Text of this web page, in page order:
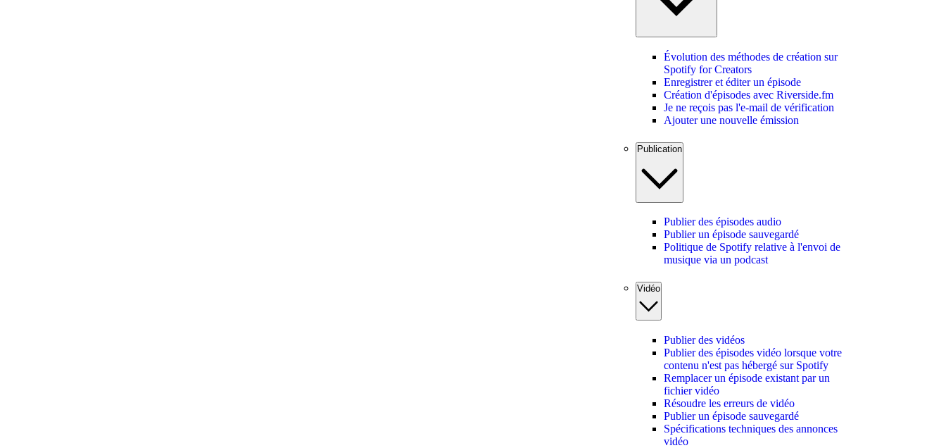
Évolution des méthodes de création sur
Spotify for Creators
Enregistrer et éditer un épisode
Création d'épisodes avec Riverside.fm
Je ne reçois pas l'e-mail de vérification
Ajouter une nouvelle émission
Publication
Publier des épisodes audio
Publier un épisode sauvegardé
Politique de Spotify relative à l'envoi de
musique via un podcast
Vidéo
Publier des vidéos
Publier des épisodes vidéo lorsque votre
contenu n'est pas hébergé sur Spotify
Remplacer un épisode existant par un
fichier vidéo
Résoudre les erreurs de vidéo
Publier un épisode sauvegardé
Spécifications techniques des annonces
vidéo